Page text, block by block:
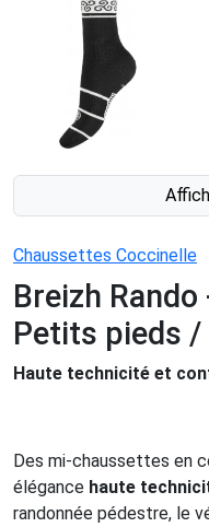
Chaussettes Coccinelle
Breizh Rando
Petits pieds
Haute technicité et
Des mi-chaussettes en
élégance haute
randonnée pédestre, le